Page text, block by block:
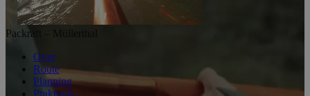
Packraft – Müllerthal
Over
Route
Planning